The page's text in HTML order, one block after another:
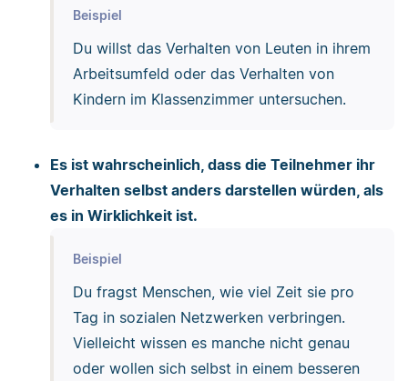
Beispiel
Du willst das Verhalten von Leuten in ihrem
Arbeitsumfeld oder das Verhalten von
Kindern im Klassenzimmer untersuchen.
Es ist wahrscheinlich, dass die Teilnehmer ihr
Verhalten selbst anders darstellen würden, als
es in Wirklichkeit ist.
Beispiel
Du fragst Menschen, wie viel Zeit sie pro
Tag in sozialen Netzwerken verbringen.
Vielleicht wissen es manche nicht genau
oder wollen sich selbst in einem besseren